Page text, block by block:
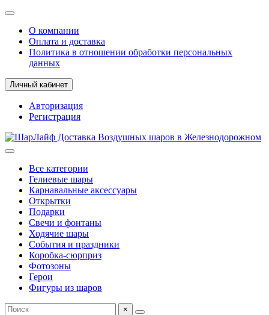
О компании
Оплата и доставка
Политика в отношении обработки персональных
данных
Личный кабинет
Авторизация
Регистрация
Все категории
Гелиевые шары
Карнавальные аксессуары
Открытки
Подарки
Свечи и фонтаны
Ходячие шары
События и праздники
Коробка-сюрприз
Фотозоны
Герои
Фигуры из шаров
×